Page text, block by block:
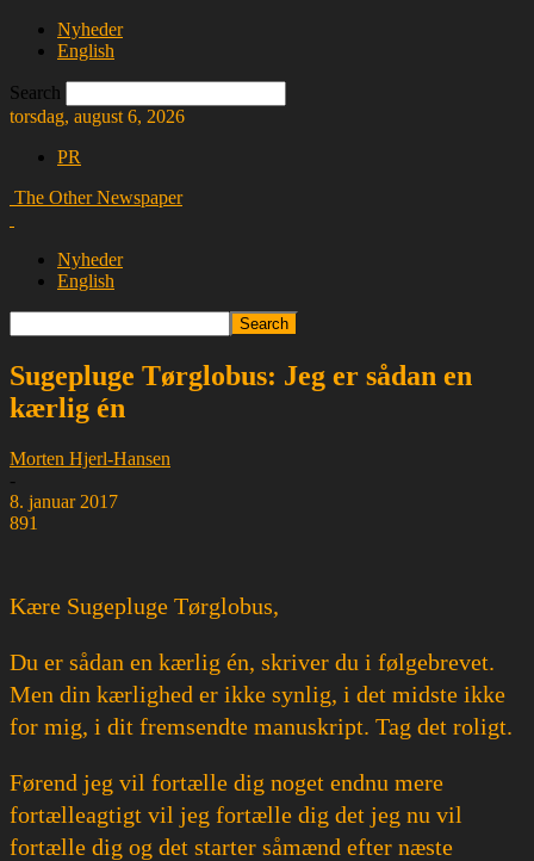
Nyheder
English
Search
torsdag, august 6, 2026
PR
The Other Newspaper
Nyheder
English
Sugepluge Tørglobus: Jeg er sådan en
kærlig én
Morten Hjerl-Hansen
-
8. januar 2017
891
Kære Sugepluge Tørglobus,
Du er sådan en kærlig én, skriver du i følgebrevet.
Men din kærlighed er ikke synlig, i det midste ikke
for mig, i dit fremsendte manuskript. Tag det roligt.
Førend jeg vil fortælle dig noget endnu mere
fortælleagtigt vil jeg fortælle dig det jeg nu vil
fortælle dig og det starter såmænd efter næste